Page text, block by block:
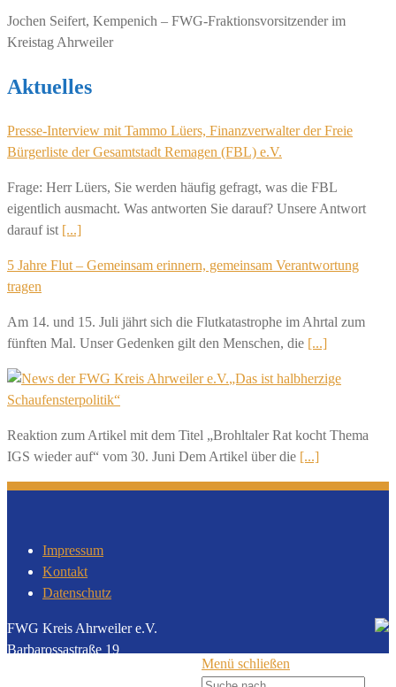
Jochen Seifert, Kempenich – FWG-Fraktionsvorsitzender im
Kreistag Ahrweiler
Aktuelles
Presse-Interview mit Tammo Lüers, Finanzverwalter der Freie
Bürgerliste der Gesamtstadt Remagen (FBL) e.V.
Frage: Herr Lüers, Sie werden häufig gefragt, was die FBL
eigentlich ausmacht. Was antworten Sie darauf? Unsere Antwort
darauf ist [...]
5 Jahre Flut – Gemeinsam erinnern, gemeinsam Verantwortung
tragen
Am 14. und 15. Juli jährt sich die Flutkatastrophe im Ahrtal zum
fünften Mal. Unser Gedenken gilt den Menschen, die [...]
„Das ist halbherzige
Schaufensterpolitik“
Reaktion zum Artikel mit dem Titel „Brohltaler Rat kocht Thema
IGS wieder auf“ vom 30. Juni Dem Artikel über die [...]
Impressum
Kontakt
Datenschutz
FWG Kreis Ahrweiler e.V.
Barbarossastraße 19
Menü schließen